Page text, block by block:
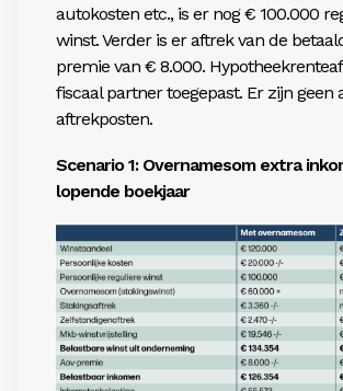
autokosten etc., is er nog € 100.000
winst. Verder is er aftrek van de
premie van € 8.000.
fiscaal partner toegepast. Er zijn geen
aftrekposten.
Scenario 1: Overnamesom extra
lopende boekjaar